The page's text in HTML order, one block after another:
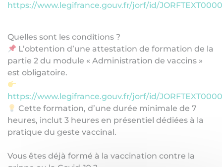
https://www.legifrance.gouv.fr/jorf/id/
Quelles sont les conditions ?
L’obtention d’une attestation de formation de la
partie 2 du module « Administration de vaccins »
est obligatoire.
https://www.legifrance.gouv.fr/jorf/id/
Cette formation, d’une durée minimale de 7
heures, inclut 3 heures en présentiel dédiées à la
pratique du geste vaccinal.
Vous êtes déjà formé à la vaccination contre la